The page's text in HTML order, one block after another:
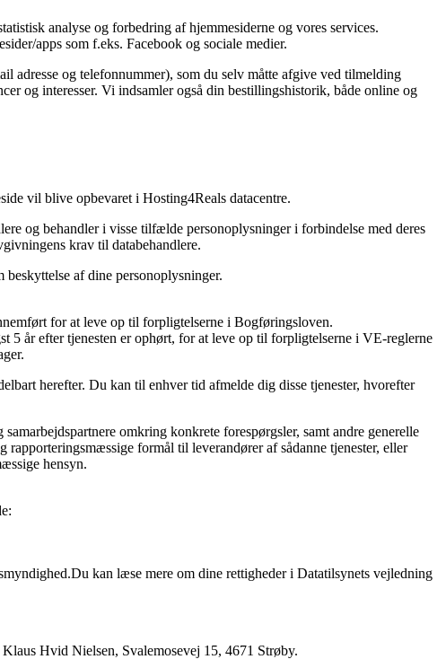
analyse og forbedring af hjemmesiderne og vores services.
apps som f.eks. Facebook og sociale medier.
adresse og telefonnummer), som du selv måtte afgive ved tilmelding
og interesser. Vi indsamler også din bestillingshistorik, både online og
vil blive opbevaret i Hosting4Reals datacentre.
og behandler i visse tilfælde personoplysninger i forbindelse med deres
krav til databehandlere.
af dine personoplysninger.
for at leve op til forpligtelserne i Bogføringsloven.
5 år efter tjenesten er ophørt, for at leve op til forpligtelserne i VE-reglerne
herefter. Du kan til enhver tid afmelde dig disse tjenester, hvorefter
omkring konkrete forespørgsler, samt andre generelle
formål til leverandører af sådanne tjenester, eller
hensyn.
kan læse mere om dine rettigheder i Datatilsynets vejledning
Hvid Nielsen, Svalemosevej 15, 4671 Strøby.